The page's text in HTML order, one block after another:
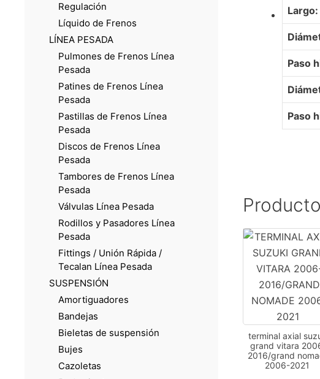
Largo:
Paso
Paso
terminal axial
grand vitara
2016/grand
2006-2021
Regulación
Líquido de Frenos
LÍNEA PESADA
Pulmones de Frenos Línea
Pesada
Patines de Frenos Línea
Pesada
Pastillas de Frenos Línea
Pesada
Discos de Frenos Línea
Pesada
Tambores de Frenos Línea
Pesada
Válvulas Línea Pesada
Rodillos y Pasadores Línea
Pesada
Fittings / Unión Rápida /
Tecalan Línea Pesada
SUSPENSIÓN
Amortiguadores
Bandejas
Bieletas de suspensión
Bujes
Cazoletas